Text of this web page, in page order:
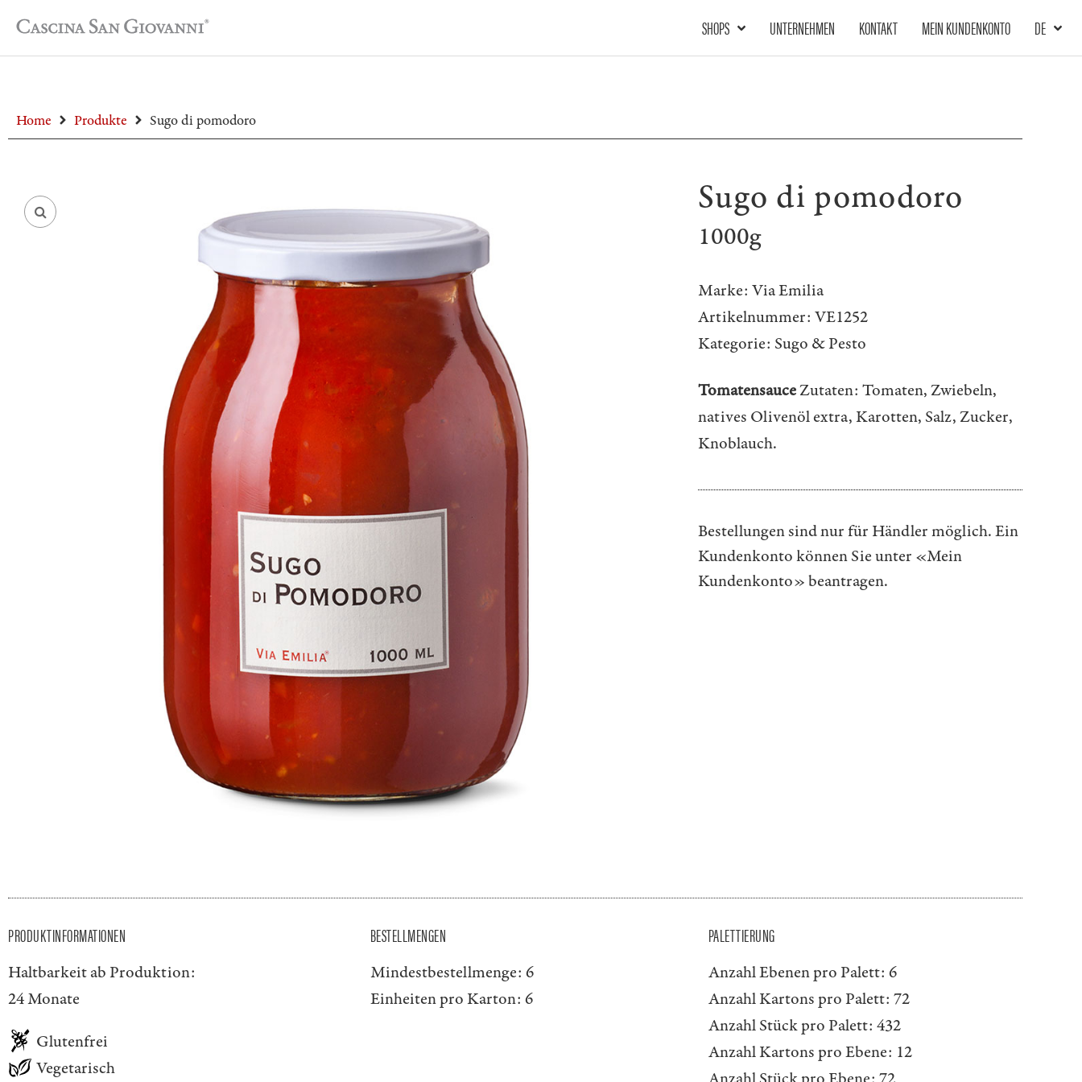
SHOPS UNTERNEHMEN KONTAKT MEIN KUNDENKONTO DE
Home Produkte Sugo di pomodoro
Sugo di pomodoro
1000g
Marke: Via Emilia
Artikelnummer: VE1252
Kategorie: Sugo & Pesto
TomatensauceZutaten: Tomaten, Zwiebeln,
natives Olivenöl extra, Karotten, Salz, Zucker,
Knoblauch.
Bestellungen sind nur für Händler möglich. Ein
Kundenkonto können Sie unter «Mein
Kundenkonto»beantragen.
PRODUKTINFORMATIONEN
Haltbarkeit ab Produktion:
24 Monate
Glutenfrei
Vegetarisch
BESTELLMENGEN
Mindestbestellmenge: 6
Einheiten pro Karton: 6
PALETTIERUNG
Anzahl Ebenen pro Palett: 6
Anzahl Kartons pro Palett: 72
Anzahl Stück pro Palett: 432
Anzahl Kartons pro Ebene: 12